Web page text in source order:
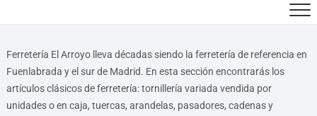
Ferretería El Arroyo lleva décadas siendo la ferretería de referencia en
Fuenlabrada y el sur de Madrid. En esta sección encontrarás los
artículos clásicos de ferretería: tornillería variada vendida por
unidades o en caja, tuercas, arandelas, pasadores, cadenas y